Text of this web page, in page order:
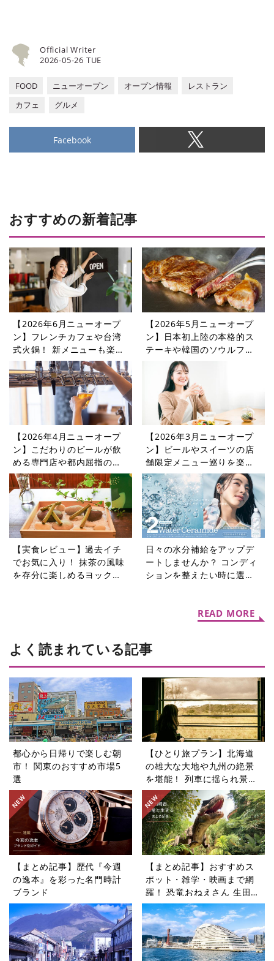
2026-05-26 TUE
Official Writer
FOOD ニューオープン オープン情報
レストラン
カフェ
グルメ
Facebook
おすすめの新着記事
【2026年6月ニューオープ
ン】フレンチカフェや台湾
式火鍋！ 新メニューも楽し
めるレストランやカフェを
紹介
【2026年5月ニューオープ
ン】日本初上陸の本格的ス
テーキや韓国のソウルフー
ドを楽しめるレストランや
カフェをご紹介
【2026年4月ニューオープ
ン】こだわりのビールが飲
める専門店や都内屈指の憩
いの場に登場するカフェ・
レストラン5選
【2026年3月ニューオープ
ン】ビールやスイーツの店
舗限定メニュー巡りを楽し
めるレストランやカフェを
紹介
【実食レビュー】過去イチ
でお気に入り！ 抹茶の風味
を存分に楽しめるヨックモ
日々の水分補給をアップデ
ートしませんか？ コンディ
ションを整えたい時に選び
READ MORE
よく読まれている記事
都心から日帰りで楽しむ朝
市！ 関東のおすすめ市場5
選
【ひとり旅プラン】北海道
の雄大な大地や九州の絶景
を堪能！ 列車に揺られ景色
を楽しむ旅5選
【まとめ記事】歴代『今週
の逸本』を彩った名門時計
ブランド
【まとめ記事】おすすめス
ポット・雑学・映画まで網
羅！ 恐竜おねえさん 生田晴
香の恐竜コラム9選